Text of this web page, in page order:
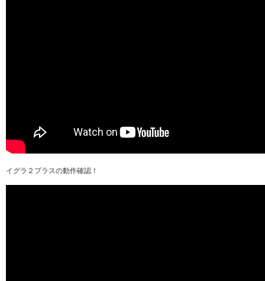
イグラ２プラスの動作確認！